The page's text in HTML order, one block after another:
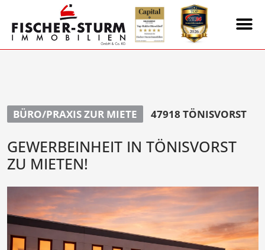
BÜRO/PRAXIS ZUR MIETE 47918 TÖNISVORST
GEWERBEINHEIT IN TÖNISVORST
ZU MIETEN!